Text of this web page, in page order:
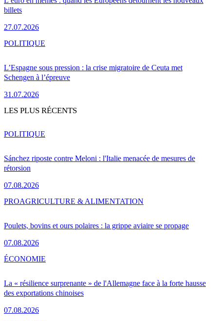
billets
27.07.2026
L’Espagne sous pression : la crise migratoire de Ceuta met
Schengen à l’épreuve
31.07.2026
POLITIQUE
LES PLUS RÉCENTS
Sánchez riposte contre Meloni : l'Italie menacée de mesures de
rétorsion
07.08.2026
POLITIQUE
Poulets, bovins et ours polaires : la grippe aviaire se propage
07.08.2026
PROAGRICULTURE & ALIMENTATION
La « résilience surprenante » de l'Allemagne face à la forte hausse
des exportations chinoises
07.08.2026
ÉCONOMIE